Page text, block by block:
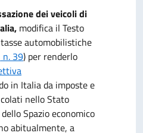
dei veicoli di
modifica il Testo
automobilistiche
n. 39) per renderlo
in Italia da imposte e
nello Stato
Spazio economico
abitualmente, a